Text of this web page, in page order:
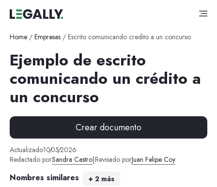
Home / Empresas / Escrito comunicando credito a un concurso
Ejemplo de escrito
comunicando un crédito a
un concurso
Crear documento
Actualizado10/05/2026
Redactado porSandra Castro|Revisado porJuan Felipe Coy
Nombres similares + 2 más